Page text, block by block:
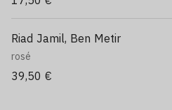
Riad Jamil, Ben Metir
rosé
39,50 €